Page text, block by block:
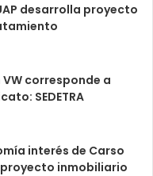
desarrolla proyecto
corresponde a
SEDETRA
interés de Carso
inmobiliario